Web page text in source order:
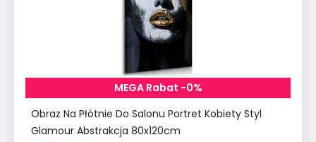
MEGA Rabat -0%
Obraz Na Płótnie Do Salonu Portret Kobiety Styl
Glamour Abstrakcja 80x120cm